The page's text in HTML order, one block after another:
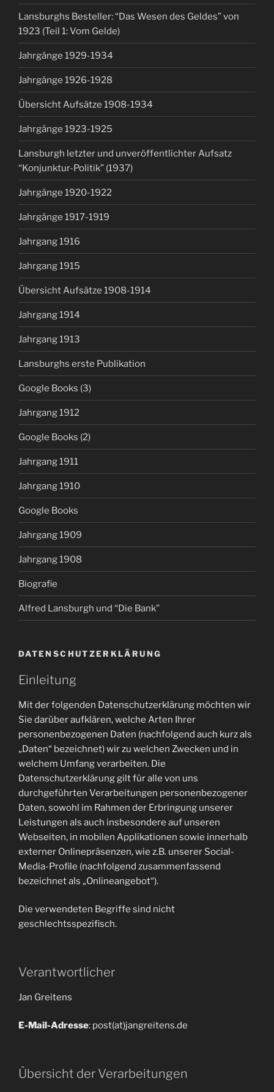
Lansburghs Besteller: “Das Wesen des Geldes” von
1923 (Teil 1: Vom Gelde)
Jahrgänge 1929-1934
Jahrgänge 1926-1928
Übersicht Aufsätze 1908-1934
Jahrgänge 1923-1925
Lansburgh letzter und unveröffentlichter Aufsatz
“Konjunktur-Politik” (1937)
Jahrgänge 1920-1922
Jahrgänge 1917-1919
Jahrgang 1916
Jahrgang 1915
Übersicht Aufsätze 1908-1914
Jahrgang 1914
Jahrgang 1913
Lansburghs erste Publikation
Google Books (3)
Jahrgang 1912
Google Books (2)
Jahrgang 1911
Jahrgang 1910
Google Books
Jahrgang 1909
Jahrgang 1908
Biografie
Alfred Lansburgh und “Die Bank”
DATENSCHUTZERKLÄRUNG
Einleitung
Mit der folgenden Datenschutzerklärung möchten wir
Sie darüber aufklären, welche Arten Ihrer
personenbezogenen Daten (nachfolgend auch kurz als
„Daten“ bezeichnet) wir zu welchen Zwecken und in
welchem Umfang verarbeiten. Die
Datenschutzerklärung gilt für alle von uns
durchgeführten Verarbeitungen personenbezogener
Daten, sowohl im Rahmen der Erbringung unserer
Leistungen als auch insbesondere auf unseren
Webseiten, in mobilen Applikationen sowie innerhalb
externer Onlinepräsenzen, wie z.B. unserer Social-
Media-Profile (nachfolgend zusammenfassend
bezeichnet als „Onlineangebot“).
Die verwendeten Begriffe sind nicht
geschlechtsspezifisch.
Verantwortlicher
Jan Greitens
E-Mail-Adresse: post(at)jangreitens.de
Übersicht der Verarbeitungen